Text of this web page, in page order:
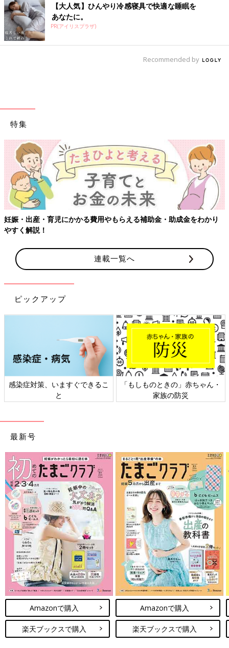
【大人気】ひんやり冷感寝具で快適な睡眠を
あなたに。
PR(アイリスプラザ)
Recommended by
特集
妊娠・出産・育児にかかる費用やもらえる補助金・助成金をわかり
やすく解説！
連載一覧へ
ピックアップ
感染症対策、いますぐできるこ
と
「もしものときの」赤ちゃん・
家族の防災
最新号
Amazonで購入
楽天ブックスで購入
Amazonで購入
楽天ブックスで購入